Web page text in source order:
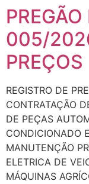
005/
PREÇOS
REGISTRO DE
CONTRATAÇÃO
DE PEÇAS
CONDICIONADO
MANUTENÇÃO
ELETRICA DE
MÁQUINAS